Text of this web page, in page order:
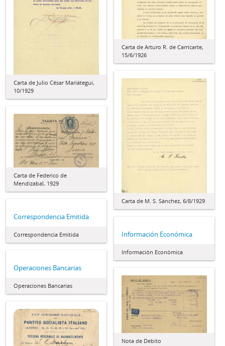
Carta de Arturo R. de Carricarte,
15/6/1926
Carta de Julio César Mariátegui,
10/1929
Carta de M. S. Sánchez, 6/8/1929
Carta de Federico de
Mendizabal, 1929
Correspondencia Emitida
Correspondencia Emitida Información Económica
Información Económica
Operaciones Bancarias
Operaciones Bancarias
Nota de Debito